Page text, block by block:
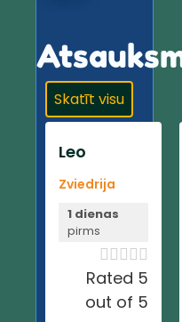
Skatīt visu
Leo
Zviedrija
1 dienas
pirms

Rated 5
out of 5